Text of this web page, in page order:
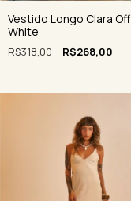
Vestido Longo Clara Off
White
R$318,00 R$268,00